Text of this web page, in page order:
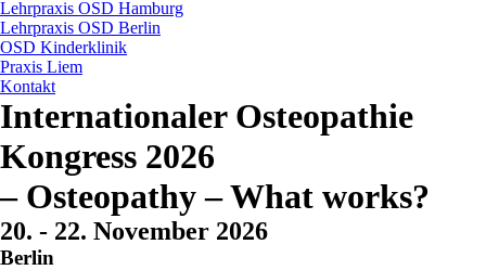
Lehrpraxis OSD Hamburg
Lehrpraxis OSD Berlin
OSD Kinderklinik
Praxis Liem
Kontakt
Internationaler Osteopathie
Kongress 2026
– Osteopathy – What works?
20. - 22. November 2026
Berlin